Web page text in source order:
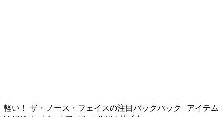
軽い！ ザ・ノース・フェイスの注目バックパック | アイテム